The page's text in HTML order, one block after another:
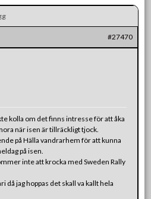
#27470
kolla om det finns intresse för att åka
när isen är tillräckligt tjock.
på Hälla vandrarhem för att kunna
på isen.
inte att krocka med Sweden Rally
då jag hoppas det skall va kallt hela